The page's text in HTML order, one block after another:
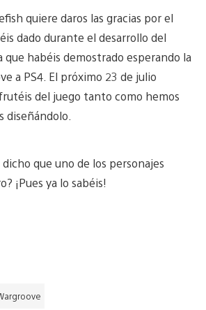
quiere daros las gracias por el
dado durante el desarrollo del
que habéis demostrado esperando la
a PS4. El próximo 23 de julio
del juego tanto como hemos
dicho que uno de los personajes
¡Pues ya lo sabéis!